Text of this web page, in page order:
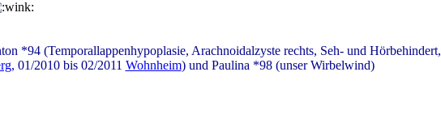
*94 (Temporallappenhypoplasie, Arachnoidalzyste rechts, Seh- und Hörbehindert,
, 01/2010 bis 02/2011 Wohnheim) und Paulina *98 (unser Wirbelwind)